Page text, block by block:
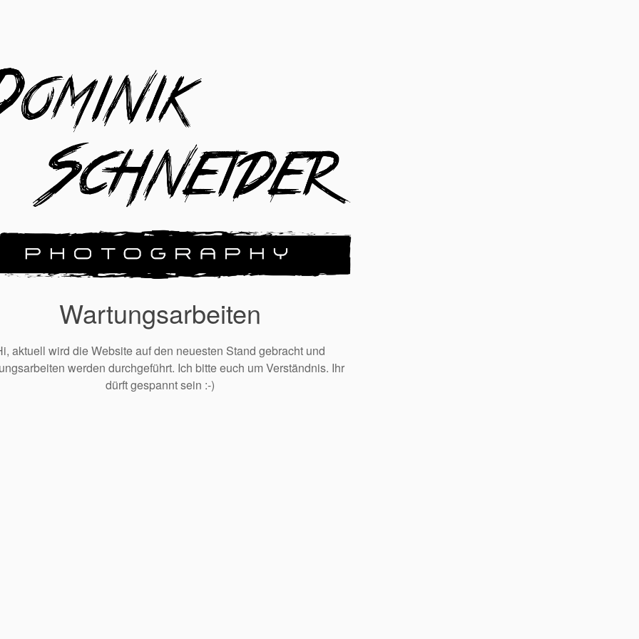
Wartungsarbeiten
aktuell wird die Website auf den neuesten Stand gebracht und
werden durchgeführt. Ich bitte euch um Verständnis. Ihr
dürft gespannt sein :-)